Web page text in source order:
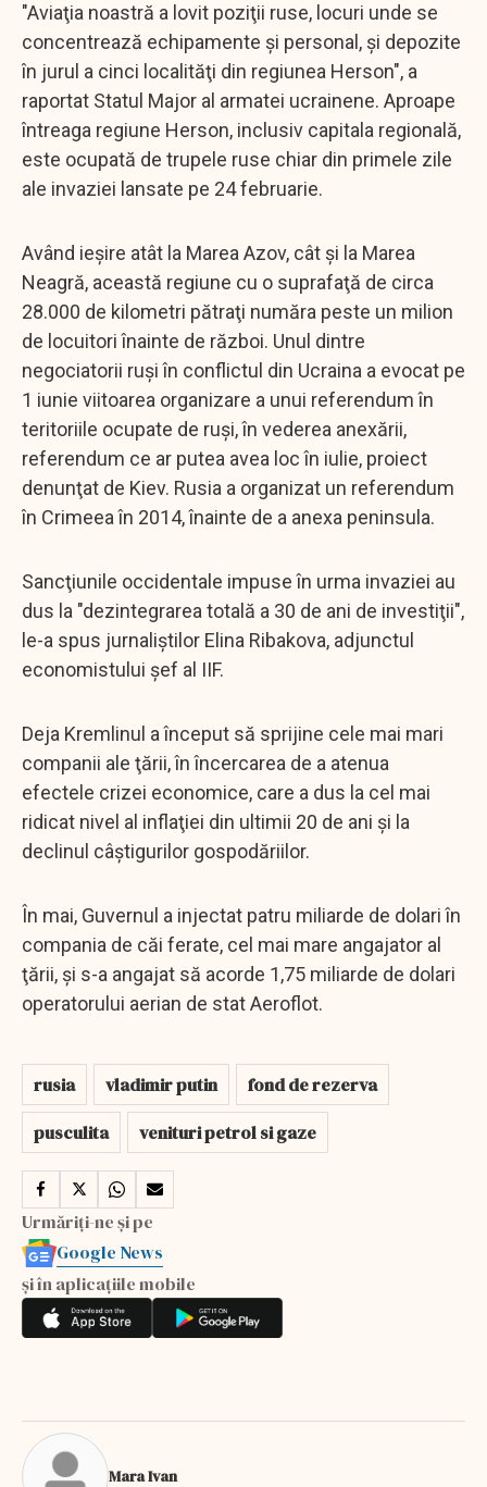
"Aviaţia noastră a lovit poziţii ruse, locuri unde se
concentrează echipamente şi personal, şi depozite
în jurul a cinci localităţi din regiunea Herson", a
raportat Statul Major al armatei ucrainene. Aproape
întreaga regiune Herson, inclusiv capitala regională,
este ocupată de trupele ruse chiar din primele zile
ale invaziei lansate pe 24 februarie.
Având ieşire atât la Marea Azov, cât şi la Marea
Neagră, această regiune cu o suprafaţă de circa
28.000 de kilometri pătraţi număra peste un milion
de locuitori înainte de război. Unul dintre
negociatorii ruşi în conflictul din Ucraina a evocat pe
1 iunie viitoarea organizare a unui referendum în
teritoriile ocupate de ruşi, în vederea anexării,
referendum ce ar putea avea loc în iulie, proiect
denunţat de Kiev. Rusia a organizat un referendum
în Crimeea în 2014, înainte de a anexa peninsula.
Sancţiunile occidentale impuse în urma invaziei au
dus la "dezintegrarea totală a 30 de ani de investiţii",
le-a spus jurnaliştilor Elina Ribakova, adjunctul
economistului şef al IIF.
Deja Kremlinul a început să sprijine cele mai mari
companii ale ţării, în încercarea de a atenua
efectele crizei economice, care a dus la cel mai
ridicat nivel al inflaţiei din ultimii 20 de ani şi la
declinul câştigurilor gospodăriilor.
În mai, Guvernul a injectat patru miliarde de dolari în
compania de căi ferate, cel mai mare angajator al
ţării, şi s-a angajat să acorde 1,75 miliarde de dolari
operatorului aerian de stat Aeroflot.
rusia vladimir putin
fond de rezerva
pusculita
venituri petrol si gaze
Urmăriți-ne și pe
Google News
și în aplicațiile mobile
Mara Ivan